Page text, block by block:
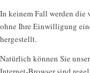
In keinem Fall werden die
ohne Ihre Einwilligung
hergestellt.
Natürlich können Sie